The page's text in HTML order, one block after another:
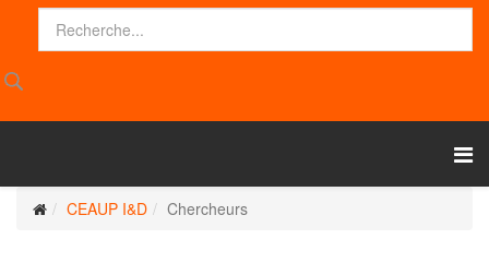
CEAUP I&D Chercheurs